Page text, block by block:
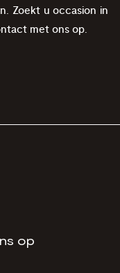
Zoekt u occasion in
met ons op.
op